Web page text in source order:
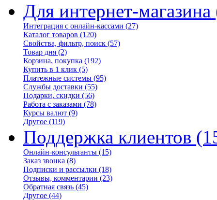
Для интернет-магазина
Интеграция с онлайн-кассами (27)
Каталог товаров (120)
Свойства, фильтр, поиск (57)
Товар дня (2)
Корзина, покупка (192)
Купить в 1 клик (5)
Платежные системы (95)
Службы доставки (55)
Подарки, скидки (56)
Работа с заказами (78)
Курсы валют (9)
Другое (119)
Поддержка клиентов
Онлайн-консультанты (15)
Заказ звонка (8)
Подписки и рассылки (18)
Отзывы, комментарии (23)
Обратная связь (45)
Другое (44)